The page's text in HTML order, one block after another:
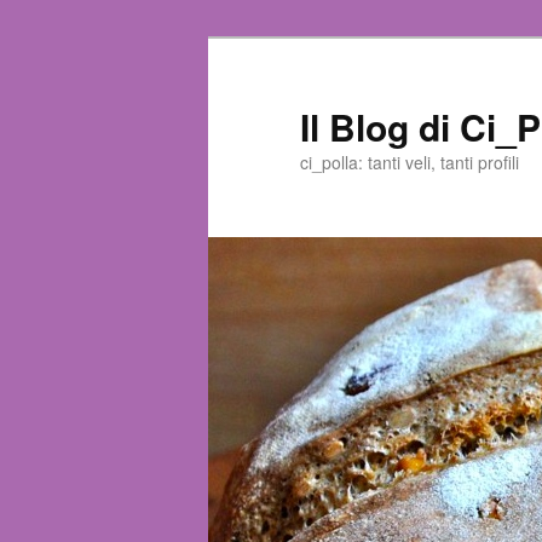
Il Blog di
ci_polla: tanti veli, tanti profili